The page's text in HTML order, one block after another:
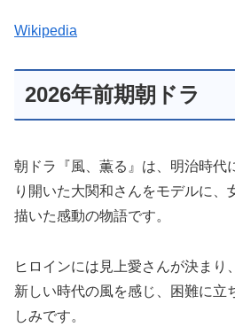
Wikipedia
2026年前期朝ドラ
朝ドラ『風、薫る』は、明治時代
り開いた大関和さんをモデルに、
描いた感動の物語です。
ヒロインには見上愛さんが決まり
新しい時代の風を感じ、困難に立
しみです。